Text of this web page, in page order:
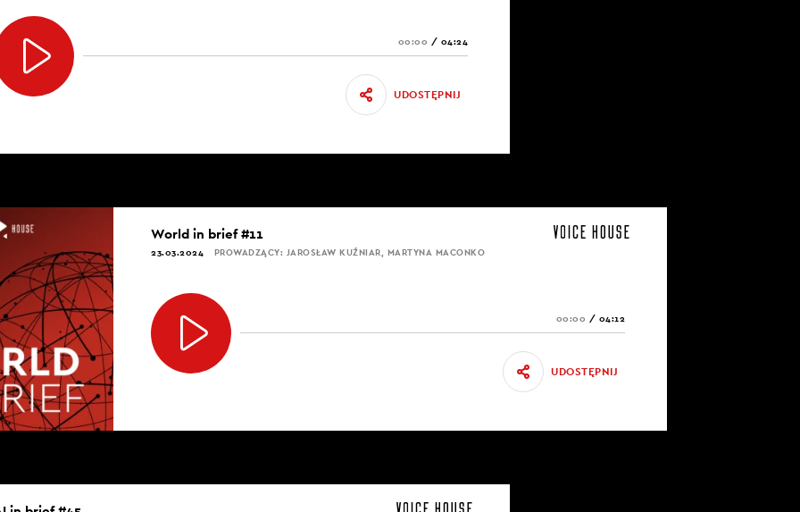
00:00 / 04:24
UDOSTĘPNIJ
World in brief #11
23.03.2024 PROWADZĄCY: JAROSŁAW KUŹNIAR, MARTYNA MACONKO
00:00 / 04:12
UDOSTĘPNIJ